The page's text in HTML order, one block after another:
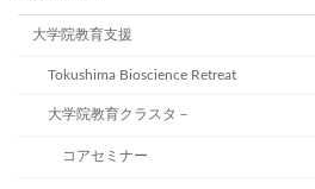
大学院教育支援
Tokushima Bioscience Retreat
大学院教育クラスタ－
コアセミナー